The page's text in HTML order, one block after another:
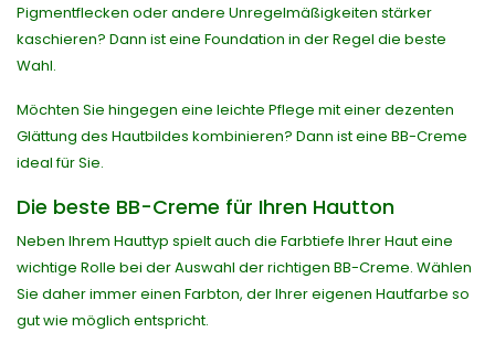
Pigmentflecken oder andere Unregelmäßigkeiten stärker
kaschieren? Dann ist eine Foundation in der Regel die beste
Wahl.
Möchten Sie hingegen eine leichte Pflege mit einer dezenten
Glättung des Hautbildes kombinieren? Dann ist eine BB-Creme
ideal für Sie.
Die beste BB-Creme für Ihren Hautton
Neben Ihrem Hauttyp spielt auch die Farbtiefe Ihrer Haut eine
wichtige Rolle bei der Auswahl der richtigen BB-Creme. Wählen
Sie daher immer einen Farbton, der Ihrer eigenen Hautfarbe so
gut wie möglich entspricht.